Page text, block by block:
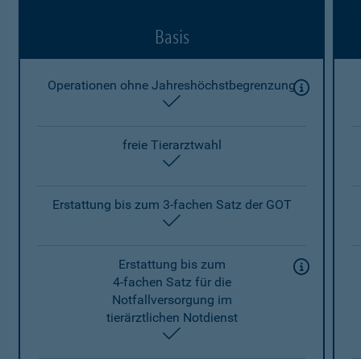
Basis
Operationen ohne Jahreshöchstbegrenzung
freie Tierarztwahl
Erstattung bis zum 3-fachen Satz der GOT
Erstattung bis zum
4-fachen Satz für die
Notfallversorgung im
tierärztlichen Notdienst